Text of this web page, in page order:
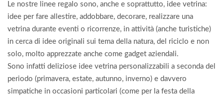
Le nostre linee regalo sono, anche e soprattutto, idee vetrina:
idee per fare allestire, addobbare, decorare, realizzare una
vetrina durante eventi o ricorrenze, in attività (anche turistiche)
in cerca di idee originali sui tema della natura, del riciclo e non
solo, molto apprezzate anche come gadget aziendali.
Sono infatti deliziose idee vetrina personalizzabili a seconda del
periodo (primavera, estate, autunno, inverno) e davvero
simpatiche in occasioni particolari (come per la festa della